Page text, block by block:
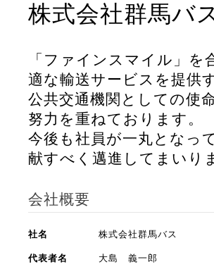
株式会社群馬バ
「ファインスマイル」
適な輸送サービスを提供
公共交通機関としての使
努力を重ねております。
今後も社員が一丸となっ
献すべく邁進してまいり
会社概要
社名 株式会社群馬バス
代表者名 大島 義一郎